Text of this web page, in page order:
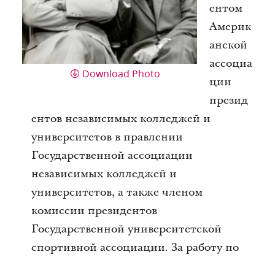
Download Photo
ентом
Америк
анской
ассоциа
ции
презид
ентов независимых колледжей и
университетов в правлении
Государственной ассоциации
независимых колледжей и
университетов, а также членом
комиссии президентов
Государственной университетской
спортивной ассоциации. За работу по